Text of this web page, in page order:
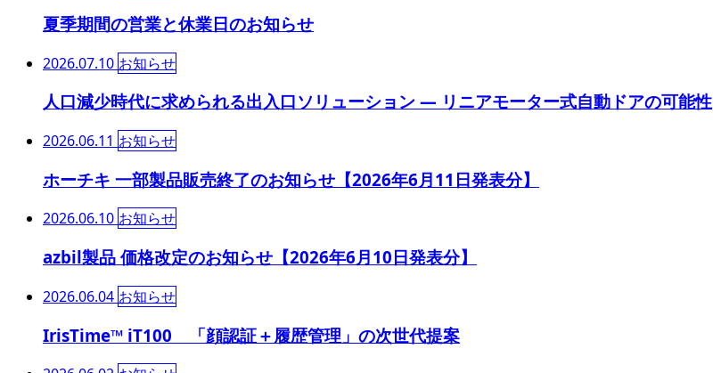
夏季期間の営業と休業日のお知らせ
2026.07.10 お知らせ
人口減少時代に求められる出入口ソリューション ― リニアモーター式自動ドアの可能性
2026.06.11 お知らせ
ホーチキ 一部製品販売終了のお知らせ【2026年6月11日発表分】
2026.06.10 お知らせ
azbil製品 価格改定のお知らせ【2026年6月10日発表分】
2026.06.04 お知らせ
IrisTime™ iT100 「顔認証＋履歴管理」の次世代提案